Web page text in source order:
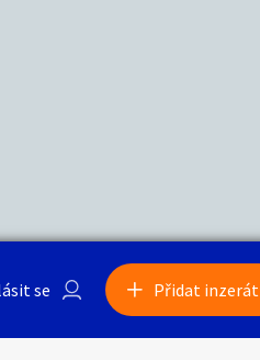
se Přidat inzerát
Sběratelství